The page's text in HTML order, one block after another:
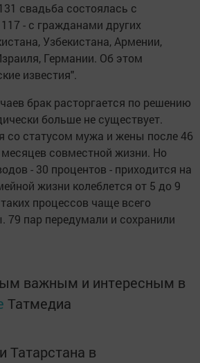
свадьба состоялась с
- с гражданами других
Узбекистана, Армении,
Германии. Об этом
известия".
брак расторгается по решению
больше не существует.
со статусом мужа и жены после 46
месяцев совместной жизни. Но
- 30 процентов - приходится на
жизни колеблется от 5 до 9
процессов чаще всего
пар передумали и сохранили
важным и интересным в
Татмедиа
Татарстана в